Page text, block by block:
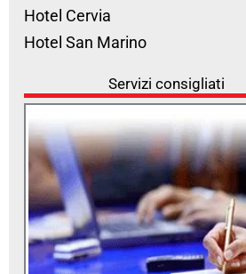
Hotel Cervia
Hotel San Marino
Servizi consigliati